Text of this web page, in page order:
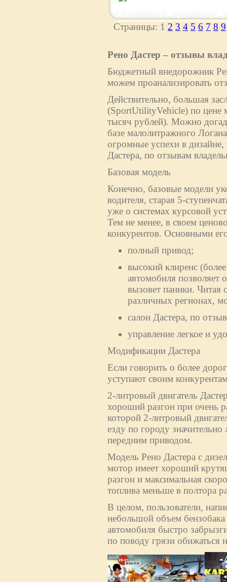
Страницы: 1 2 3 4 5 6 7 8 9
Рено Дастер – отзывы
Бюджетный внедорожник
можем проанализировать
Действительно, большая
(SportUtilityVehicle) по цене
тысяч рублей). Можно
базе малолитражного
огромные успехи в
Дастера, по отзывам
Базовая модель
Конечно, базовые модели
водителя, старая 5-
уже о системах курсовой
Тем не менее, в своем
конкурентов. Основными
полный привод;
высокий клиренс
автомобиля позволяет
вызовет паники. Читая
различных регионах,
салон Дастера, по
управление легкое и
Модификации Дастера
Если говорить о более
уступают своим
2-литровый двигатель
хороший разгон при очень
которой 2-литровый
езду по городу
передним приводом.
Модель Рено Дастера с
мотор имеет хороший
разгон и максимальная
топлива меньше в полтора
В целом, пользователи,
небольшой объем бензобака
автомобиля быстро
по поводу грязи обижаться